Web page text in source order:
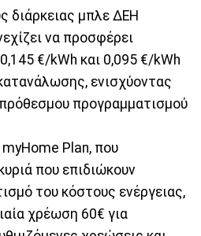
διάρκειας μπλε ΔΕΗ
να προσφέρει
€/kWh και 0,095 €/kWh
ενισχύοντας
προγραμματισμού
Plan, που
που επιδιώκουν
του κόστους ενέργειας,
χρέωση 60€ για